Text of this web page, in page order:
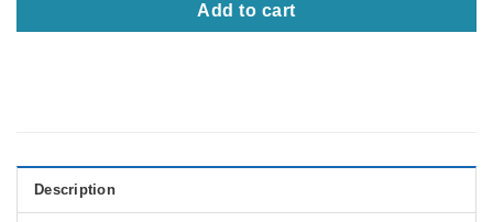
Add to cart
Description